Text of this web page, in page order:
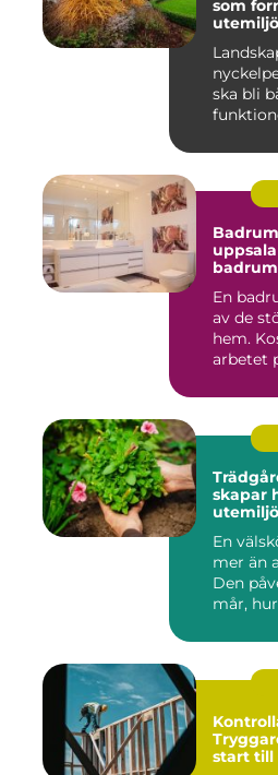
som
ska bli
uppsala så skapar du ett
En
av de
hem.
arbetet
skapar
En
mer än
Den
mår,
start till